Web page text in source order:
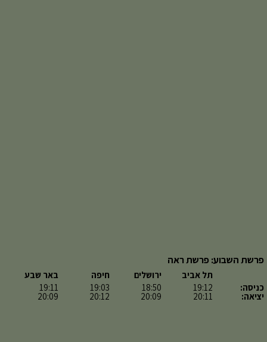
פרשת השבוע: פרשת ראה
כניסה:
יציאה:
תל אביב
19:12
20:11
ירושלים
18:50
20:09
חיפה
19:03
20:12
באר שבע
19:11
20:09